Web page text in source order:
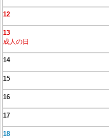
12
13
成人の日
14
15
16
17
18